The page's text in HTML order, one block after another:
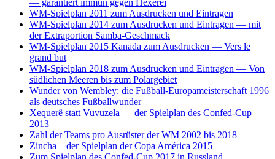
WM-Spielplan 2011 zum Ausdrucken und Eintragen
WM-Spielplan 2014 zum Ausdrucken und Eintragen — mit
der Extraportion Samba-Geschmack
WM-Spielplan 2015 Kanada zum Ausdrucken — Vers le
grand but
WM-Spielplan 2018 zum Ausdrucken und Eintragen — Von
südlichen Meeren bis zum Polargebiet
Wunder von Wembley: die Fußball-Europameisterschaft 1996
als deutsches Fußballwunder
Xequerê statt Vuvuzela — der Spielplan des Confed-Cup
2013
Zahl der Teams pro Ausrüster der WM 2002 bis 2018
Zincha – der Spielplan der Copa América 2015
Zum Spielplan des Confed-Cup 2017 in Russland